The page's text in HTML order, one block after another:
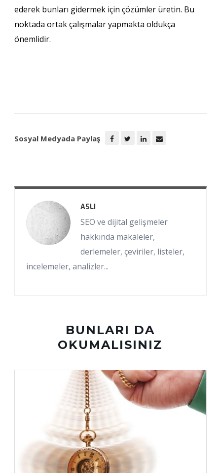
ederek bunları gidermek için çözümler üretin. Bu
noktada ortak çalışmalar yapmakta oldukça
önemlidir.
Sosyal Medyada Paylaş
ASLI
SEO ve dijital gelişmeler
hakkında makaleler,
derlemeler, çeviriler, listeler,
incelemeler, analizler...
BUNLARI DA
OKUMALISINIZ